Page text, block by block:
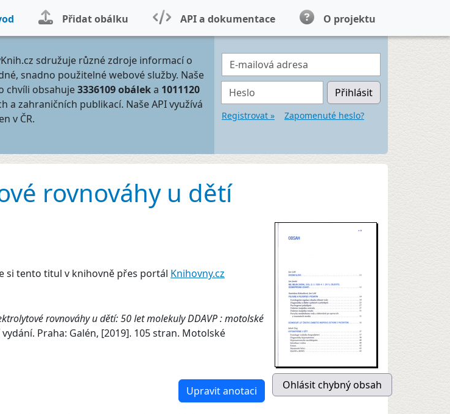
Přidat obálku API a dokumentace O projektu
sdružuje různé zdroje informací o
snadno použitelné webové služby. Naše
chvíli obsahuje3336109 obáleka 1011120
a zahraničních publikací. Naše API využívá
v ČR.
E-mailová adresa
Heslo Přihlásit
Registrovat » Zapomenuté heslo?
rovnováhy u dětí
si tento titul v knihovně přes portál Knihovny.cz
rovnováhy u dětí: 50 let molekuly DDAVP : motolské
vydání. Praha: Galén, [2019]. 105 stran. Motolské
Upravit anotaci